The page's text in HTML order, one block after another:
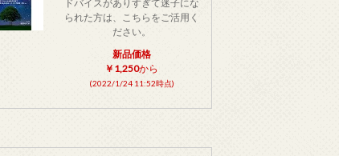
ドバイスがありすぎて迷子にな
られた方は、こちらをご活用く
ださい。
新品価格
￥1,250から
(2022/1/24 11:52時点)